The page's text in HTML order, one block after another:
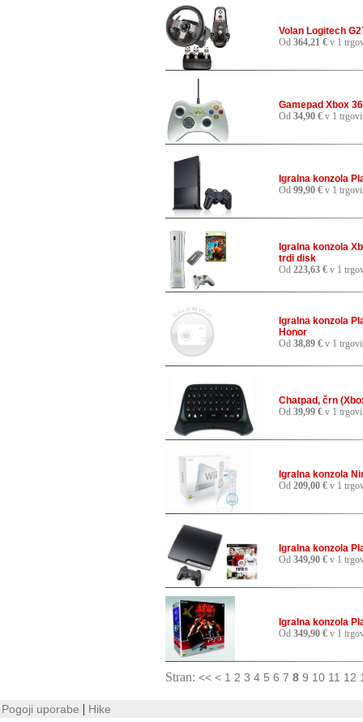
Volan Logitech
Od 364,21 € v 1
Gamepad Xbox
Od 34,90 € v 1
Igralna konzola
Od 99,90 € v 1
Igralna konzola
trdi disk
Od 223,63 € v 1
Igralna konzola
Honor
Od 38,89 € v 1
Chatpad, črn
Od 39,99 € v 1
Igralna konzola
Od 209,00 € v 1
Igralna konzola
Od 349,90 € v 1
Igralna konzola
Od 349,90 € v 1
Stran: << < 1 2 3 4 5 6 7 8 9 10 11 12
Pogoji uporabe | Hike